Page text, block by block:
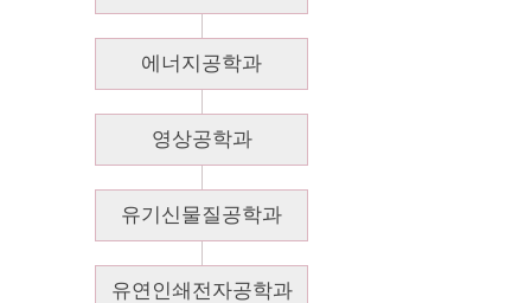
에너지공학과
영상공학과
유기신물질공학과
유연인쇄전자공학과